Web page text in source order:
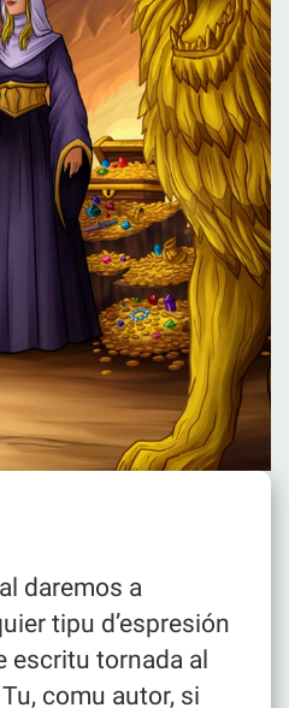
daremos a
tipu d’espresión
escritu tornada al
comu autor, si